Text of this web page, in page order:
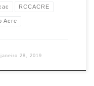
RCCACRE
Acre
janeiro 28, 2019